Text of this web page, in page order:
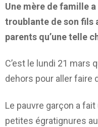
Une mère de famille
troublante de son fils
parents qu’une telle
C’est le lundi 21 mars
dehors pour aller faire
Le pauvre garçon a
petites égratignures